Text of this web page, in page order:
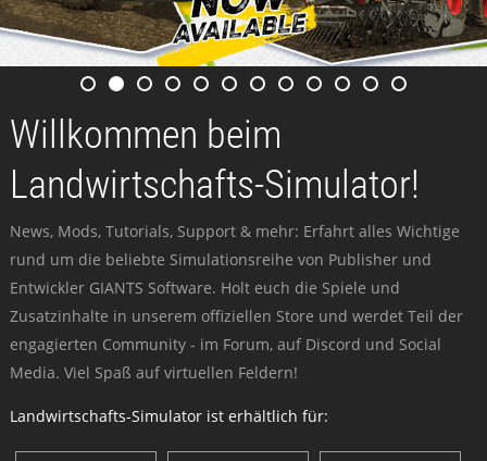
Willkommen beim
Landwirtschafts-Simulator!
News, Mods, Tutorials, Support & mehr: Erfahrt alles Wichtige
rund um die beliebte Simulationsreihe von Publisher und
Entwickler GIANTS Software. Holt euch die Spiele und
Zusatzinhalte in unserem offiziellen Store und werdet Teil der
engagierten Community - im Forum, auf Discord und Social
Media. Viel Spaß auf virtuellen Feldern!
Landwirtschafts-Simulator ist erhältlich für: